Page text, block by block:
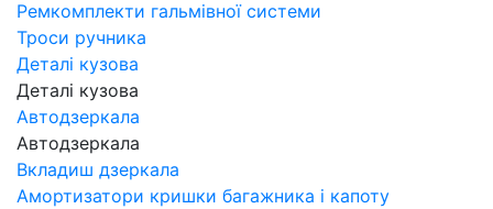
Ремкомплекти гальмівної системи
Троси ручника
Деталі кузова
Деталі кузова
Автодзеркала
Автодзеркала
Вкладиш дзеркала
Амортизатори кришки багажника і капоту